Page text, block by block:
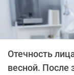
Отечность
весной.